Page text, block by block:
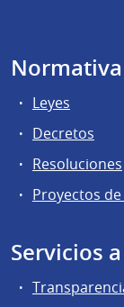
Normativa
Leyes
Decretos
Resoluciones
Proyectos
Servicios